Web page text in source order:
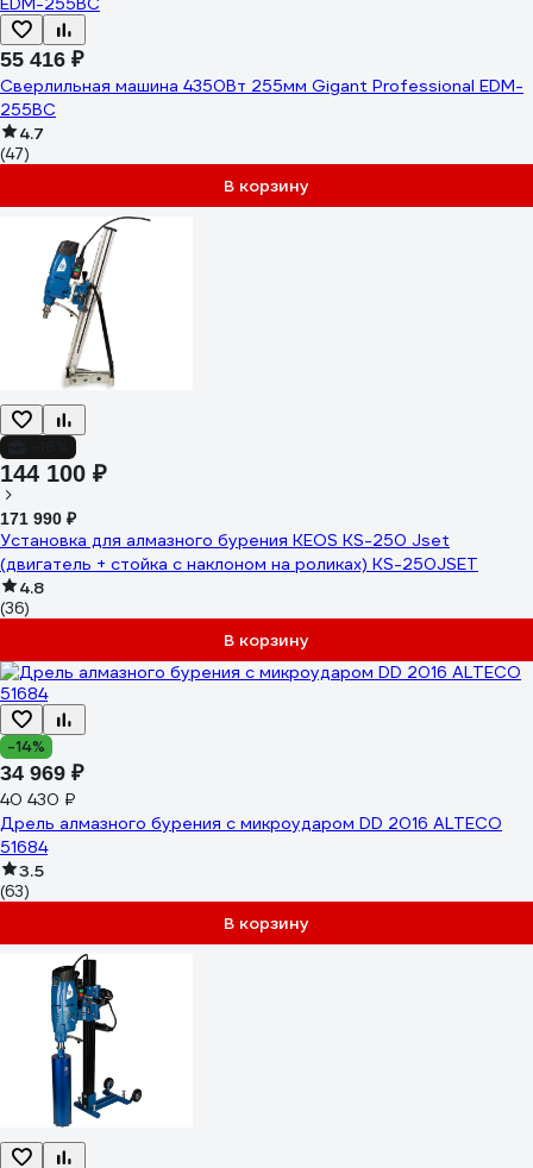
55 416 ₽
Cверлильная машина 4350Вт 255мм Gigant Professional EDM-
255BC
4.7
(47)
В корзину
144 100 ₽
171 990 ₽
Установка для алмазного бурения KEOS KS-250 Jset
(двигатель + стойка с наклоном на роликах) KS-250JSET
4.8
(36)
В корзину
-14%
34 969 ₽
40 430 ₽
Дрель алмазного бурения с микроударом DD 2016 ALTECO
51684
3.5
(63)
В корзину